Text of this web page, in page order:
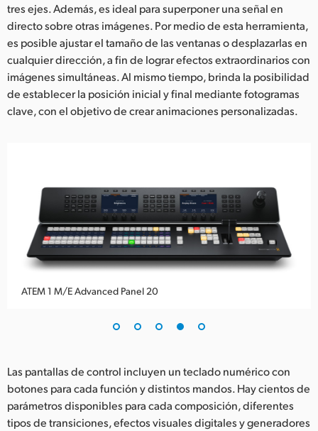
tres ejes. Además, es ideal para superponer una señal en
directo sobre otras imágenes. Por medio de esta herramienta,
es posible ajustar el tamaño de las ventanas o desplazarlas en
cualquier dirección, a fin de lograr efectos extraordinarios con
imágenes simultáneas. Al mismo tiempo, brinda la posibilidad
de establecer la posición inicial y final mediante fotogramas
clave, con el objetivo de crear animaciones personalizadas.
ATEM 1 M/E Advanced Panel 20
Las pantallas de control incluyen un teclado numérico con
botones para cada función y distintos mandos. Hay cientos de
parámetros disponibles para cada composición, diferentes
tipos de transiciones, efectos visuales digitales y generadores